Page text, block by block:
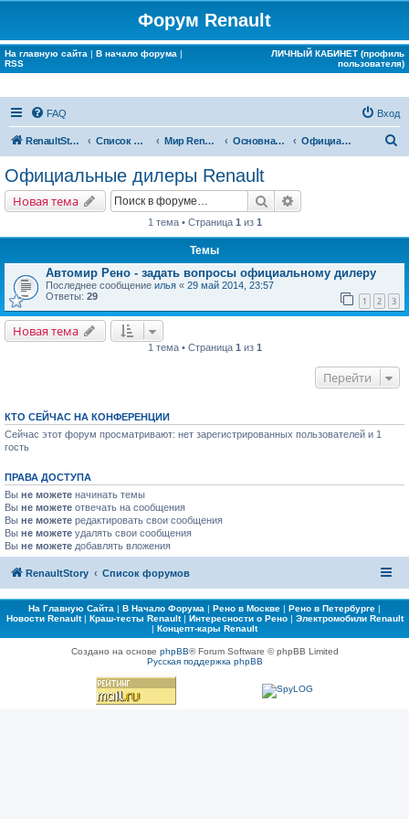
Форум Renault
На главную сайта | В начало форума |
RSS
ЛИЧНЫЙ КАБИНЕТ (профиль
пользователя)
FAQ Вход
RenaultStory Список форумов Мир Renault Основная конференция Официальные дилеры Renault
Официальные дилеры Renault
Новая тема Поиск
1 тема • Страница 1 из 1
Темы
Автомир Рено - задать вопросы официальному дилеру
Последнее сообщение илья « 29 май 2014, 23:57
Ответы: 29 1 2 3
Новая тема
1 тема • Страница 1 из 1
Перейти
КТО СЕЙЧАС НА КОНФЕРЕНЦИИ
Сейчас этот форум просматривают: нет зарегистрированных пользователей и 1
гость
ПРАВА ДОСТУПА
Вы не можете начинать темы
Вы не можете отвечать на сообщения
Вы не можете редактировать свои сообщения
Вы не можете удалять свои сообщения
Вы не можете добавлять вложения
RenaultStory Список форумов
На Главную Сайта | В Начало Форума | Рено в Москве | Рено в Петербурге |
Новости Renault| Краш-тесты Renault| Интересности о Рено| Электромобили Renault
| Концепт-кары Renault
Создано на основе phpBB® Forum Software © phpBB Limited
Русская поддержка phpBB